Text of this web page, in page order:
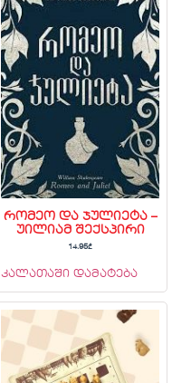
რომეო და ჯულიეტა –
უილიამ შექსპირი
14.95₾
კალათაში დამატება